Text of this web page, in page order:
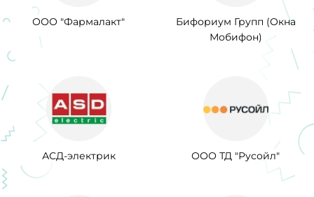
ООО "Фармалакт"
Бифориум Групп (Окна
Мобифон)
АСД-электрик ООО ТД "Русойл"